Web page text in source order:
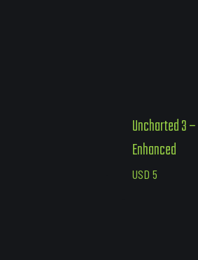
Uncharted 3
Enhanced
USD 5